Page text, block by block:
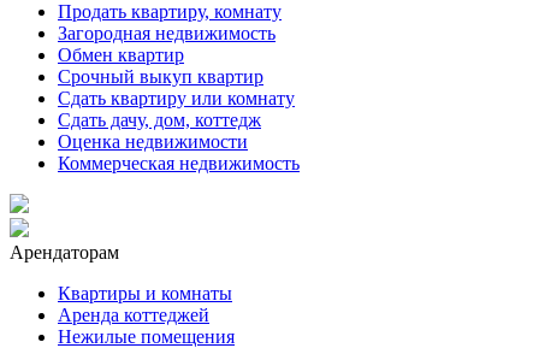
Продать квартиру, комнату
Загородная недвижимость
Обмен квартир
Срочный выкуп квартир
Сдать квартиру или комнату
Сдать дачу, дом, коттедж
Оценка недвижимости
Коммерческая недвижимость
Арендаторам
Квартиры и комнаты
Аренда коттеджей
Нежилые помещения